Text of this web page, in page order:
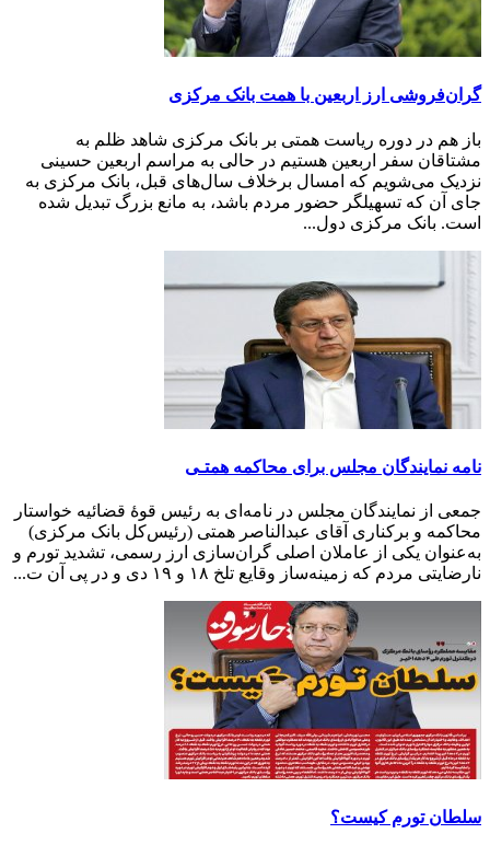
گران‌فروشی ارز اربعین با همت بانک مرکزی
باز هم در دوره ریاست همتی بر بانک مرکزی شاهد ظلم به
مشتاقان سفر اربعین هستیم در حالی به مراسم اربعین حسینی
نزدیک می‌شویم که امسال برخلاف سال‌های قبل، بانک مرکزی به
جای آن که تسهیلگر حضور مردم باشد، به مانع بزرگ تبدیل شده
است. بانک مرکزی دول...
نامه نمایندگان مجلس برای محا‌کمه همتـی
جمعی از نمایندگان مجلس در نامه‌ای به رئیس قوۀ قضائیه خواستار
محاکمه و برکناری آقای عبدالناصر همتی (رئیس‌کل بانک مرکزی)
به‌عنوان یکی از عاملان اصلی گران‌سازی ارز رسمی، تشدید تورم و
نارضایتی مردم که زمینه‌ساز وقایع تلخ ۱۸ و ۱۹ دی و در پی آن ت...
سلطان تورم کیست؟